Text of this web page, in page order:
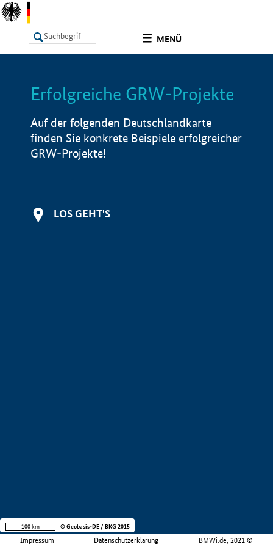
MENÜ
LISTE Info
Erfolgreiche GRW-Projekte
Auf der folgenden Deutschlandkarte
finden Sie konkrete Beispiele erfolgreicher
GRW-Projekte!
LOS GEHT'S
Impressum Datenschutzerklärung BMWi.de, 2021 ©
100 km © Geobasis-DE / BKG 2015